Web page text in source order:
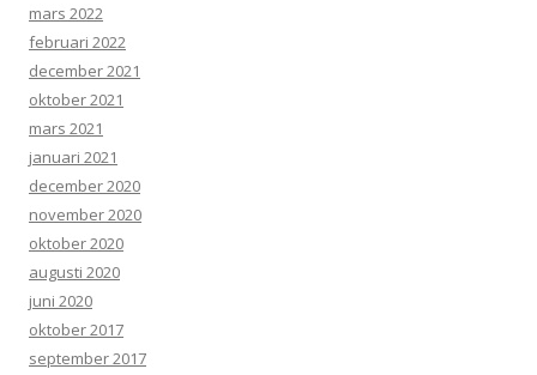
mars 2022
februari 2022
december 2021
oktober 2021
mars 2021
januari 2021
december 2020
november 2020
oktober 2020
augusti 2020
juni 2020
oktober 2017
september 2017